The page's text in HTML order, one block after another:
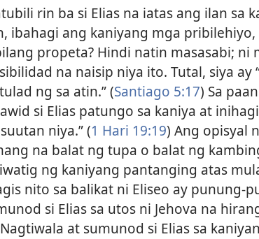
rin ba si Elias na iatas ang ilan sa
ibahagi ang kaniyang mga
propeta? Hindi natin masasabi; ni
na naisip niya ito. Tutal, siya ay
ng sa atin.” (Santiago 5:17) Sa
si Elias patungo sa kaniya at
niya.” (1 Hari 19:19) Ang opisyal
na balat ng tupa o balat ng
ng kaniyang pantanging atas
nito sa balikat ni Eliseo ay punung-
si Elias sa utos ni Jehova na
at sumunod si Elias sa